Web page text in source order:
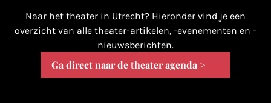
Naar het theater in Utrecht? Hieronder vind je een
overzicht van alle theater-artikelen, -evenementen en -
nieuwsberichten.
Ga direct naar de theater agenda >